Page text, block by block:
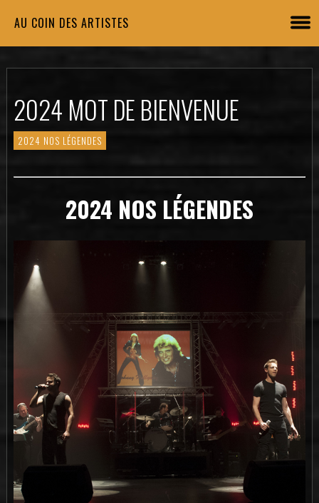
AU COIN DES ARTISTES
2024 MOT DE BIENVENUE
2024 NOS LÉGENDES
2024 NOS LÉGENDES